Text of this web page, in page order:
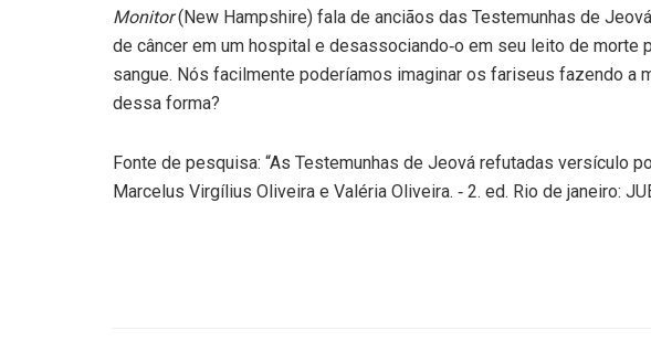
Monitor(New Hampshire) fala de anciãos das Testemunhas de
de câncer em um hospital e desassociando‑o em seu leito de morte
sangue. Nós facilmente poderíamos imaginar os fariseus fazendo a
dessa forma?
Fonte de pesquisa: “As Testemunhas de Jeová refutadas versículo
Marcelus Virgílius Oliveira e Valéria Oliveira. ‑ 2. ed. Rio de janeiro: